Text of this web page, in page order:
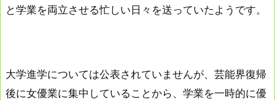
と学業を両立させる忙しい日々を送っていたようです。
大学進学については公表されていませんが、芸能界復帰
後に女優業に集中していることから、学業を一時的に優